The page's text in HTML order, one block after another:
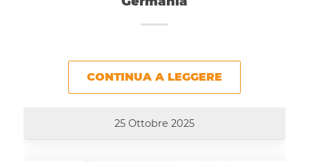
CONTINUA A LEGGERE
25 Ottobre 2025